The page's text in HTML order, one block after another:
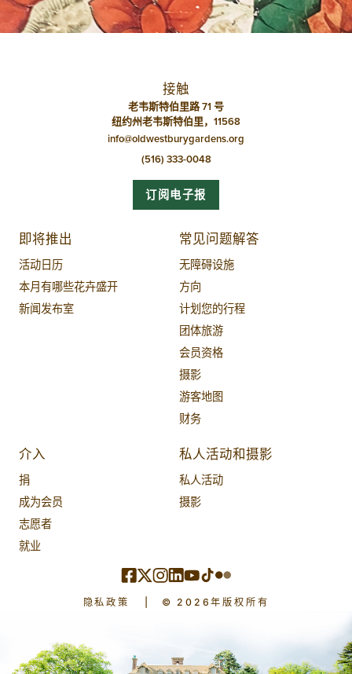
接触
老韦斯特伯里路 71 号
纽约州老韦斯特伯里，11568
info@oldwestburygardens.org
(516) 333-0048
订阅电子报
即将推出
活动日历
本月有哪些花卉盛开
新闻发布室
常见问题解答
无障碍设施
方向
计划您的行程
团体旅游
会员资格
摄影
游客地图
财务
介入
捐
成为会员
志愿者
就业
私人活动和摄影
私人活动
摄影
隐私政策 © 2026年版权所有